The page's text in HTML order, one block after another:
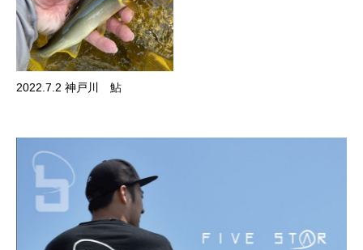
2022.7.2 神戸川 鮎